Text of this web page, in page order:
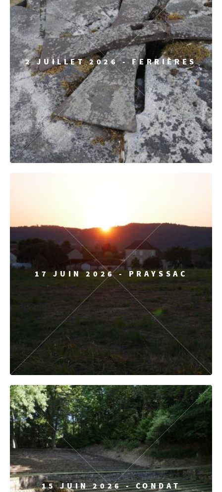
2 JUILLET 2026 - FERRIÈRES
17 JUIN 2026 - PRAYSSAC
15 JUIN 2026 - CONDAT